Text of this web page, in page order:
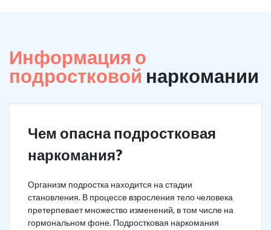
Информация о
подростковой наркомании
Чем опасна подростковая
наркомания?
Организм подростка находится на стадии
становления. В процессе взросления тело человека
претерпевает множество изменений, в том числе на
гормональном фоне. Подростковая наркомания